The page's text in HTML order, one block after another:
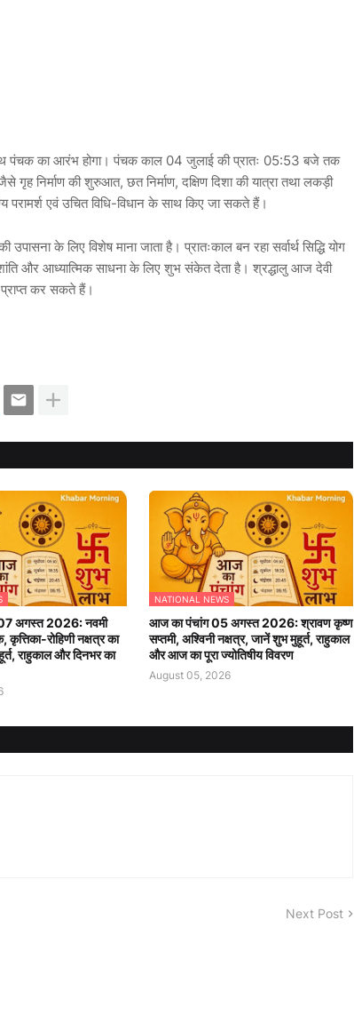
पंचक का आरंभ होगा। पंचक काल 04 जुलाई की प्रातः 05:53 बजे तक
गृह निर्माण की शुरुआत, छत निर्माण, दक्षिण दिशा की यात्रा तथा लकड़ी
परामर्श एवं उचित विधि-विधान के साथ किए जा सकते हैं।
उपासना के लिए विशेष माना जाता है। प्रातःकाल बन रहा सर्वार्थ सिद्धि योग
शांति और आध्यात्मिक साधना के लिए शुभ संकेत देता है। श्रद्धालु आज देवी
प्राप्त कर सकते हैं।
अगस्त 2026: नवमी
रोहिणी नक्षत्र का
राहुकाल और दिनभर का
NATIONAL NEWS
आज का पंचांग 05 अगस्त 2026: श्रावण कृष्ण
सप्तमी, अश्विनी नक्षत्र, जानें शुभ मुहूर्त, राहुकाल
और आज का पूरा ज्योतिषीय विवरण
August 05, 2026
Next Post